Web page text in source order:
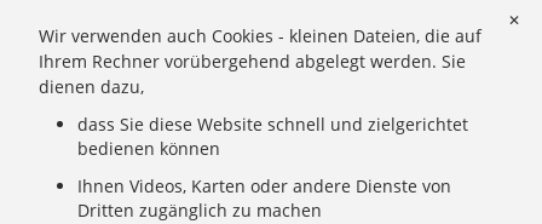
Ignatianisch beten: Wie geht das? Eine Anleitung
Ignatianisch und weiblich: Mary Wards Spiritualität
Mary-Ward: Geschichte und Texte im Überblick
Mary Ward 400: Mary Wards erster Weg nach Rom
Spirituelle Impulse
Zeitschrift: Spiritualität konkret
✕
Wir verwenden auch Cookies - kleinen Dateien, die auf
Ihrem Rechner vorübergehend abgelegt werden. Sie
dienen dazu,
dass Sie diese Website schnell und zielgerichtet
bedienen können
Ihnen Videos, Karten oder andere Dienste von
Dritten zugänglich zu machen